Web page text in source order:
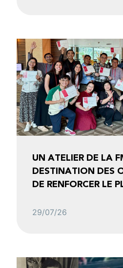
UN ATELIER DE LA
DESTINATION DES
DE RENFORCER LE
29/07/26